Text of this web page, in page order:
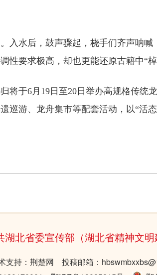
入水后，鼓声骤起，桡手们齐声呐
性要求极高，却也更能还原古籍中“
将于6月19日至20日举办高规格传
巡游、龙舟集市等配套活动，以“活
湖北省委宣传部（湖北省精神文
支持：荆楚网 投稿邮箱：